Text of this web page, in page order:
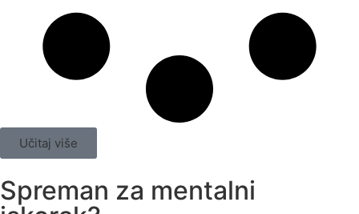
Učitaj više
Spreman za mentalni